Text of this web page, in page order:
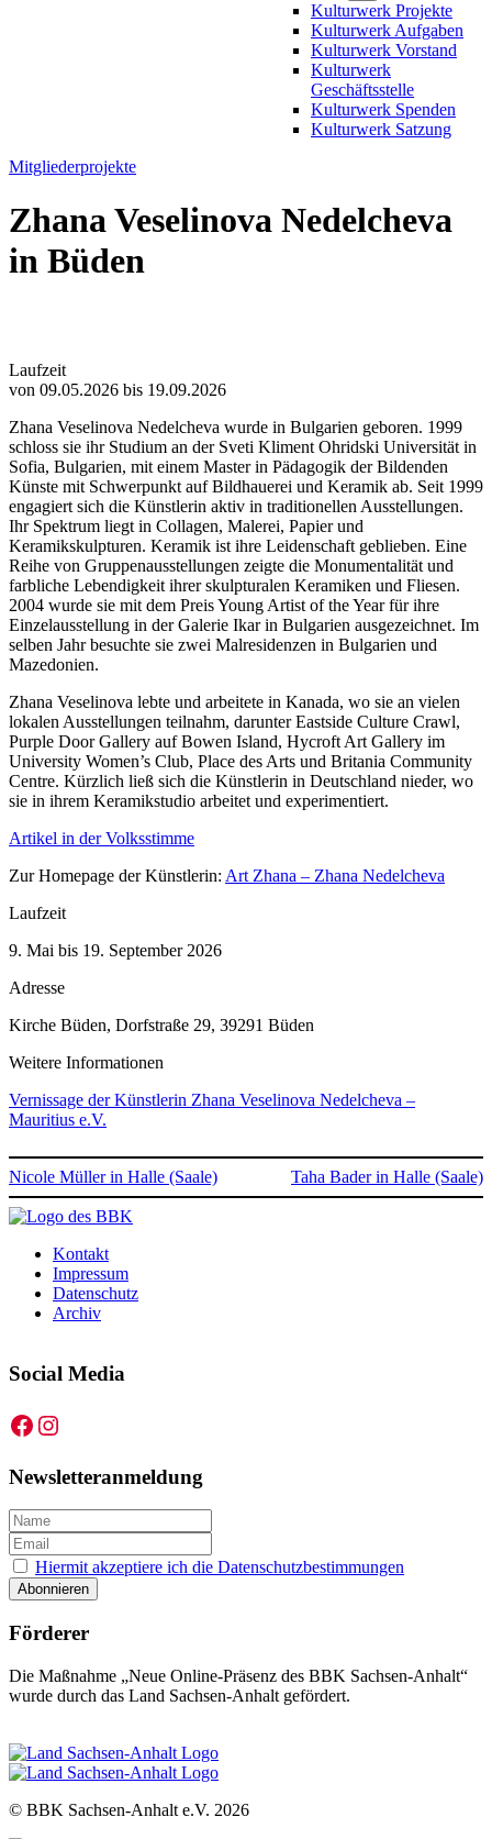
Kulturwerk Projekte
Kulturwerk Aufgaben
Kulturwerk Vorstand
Kulturwerk
Geschäftsstelle
Kulturwerk Spenden
Kulturwerk Satzung
Mitgliederprojekte
Zhana Veselinova Nedelcheva
in Büden
Laufzeit
von 09.05.2026 bis 19.09.2026
Zhana Veselinova Nedelcheva wurde in Bulgarien geboren. 1999
schloss sie ihr Studium an der Sveti Kliment Ohridski Universität in
Sofia, Bulgarien, mit einem Master in Pädagogik der Bildenden
Künste mit Schwerpunkt auf Bildhauerei und Keramik ab. Seit 1999
engagiert sich die Künstlerin aktiv in traditionellen Ausstellungen.
Ihr Spektrum liegt in Collagen, Malerei, Papier und
Keramikskulpturen. Keramik ist ihre Leidenschaft geblieben. Eine
Reihe von Gruppenausstellungen zeigte die Monumentalität und
farbliche Lebendigkeit ihrer skulpturalen Keramiken und Fliesen.
2004 wurde sie mit dem Preis Young Artist of the Year für ihre
Einzelausstellung in der Galerie Ikar in Bulgarien ausgezeichnet. Im
selben Jahr besuchte sie zwei Malresidenzen in Bulgarien und
Mazedonien.
Zhana Veselinova lebte und arbeitete in Kanada, wo sie an vielen
lokalen Ausstellungen teilnahm, darunter Eastside Culture Crawl,
Purple Door Gallery auf Bowen Island, Hycroft Art Gallery im
University Women’s Club, Place des Arts und Britania Community
Centre. Kürzlich ließ sich die Künstlerin in Deutschland nieder, wo
sie in ihrem Keramikstudio arbeitet und experimentiert.
Artikel in der Volksstimme
Zur Homepage der Künstlerin: Art Zhana – Zhana Nedelcheva
Laufzeit
9. Mai bis 19. September 2026
Adresse
Kirche Büden, Dorfstraße 29, 39291 Büden
Weitere Informationen
Vernissage der Künstlerin Zhana Veselinova Nedelcheva –
Mauritius e.V.
Nicole Müller in Halle (Saale) Taha Bader in Halle (Saale)
Kontakt
Impressum
Datenschutz
Archiv
Social Media
Facebook
Instagram
Newsletteranmeldung
Hiermit akzeptiere ich die Datenschutzbestimmungen
Förderer
Die Maßnahme „Neue Online-Präsenz des BBK Sachsen-Anhalt“
wurde durch das Land Sachsen-Anhalt gefördert.
© BBK Sachsen-Anhalt e.V. 2026